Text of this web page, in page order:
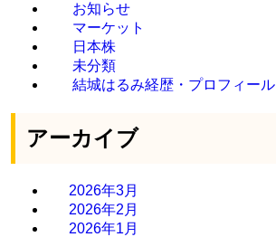
お知らせ
マーケット
日本株
未分類
結城はるみ経歴・プロフィール
アーカイブ
2026年3月
2026年2月
2026年1月